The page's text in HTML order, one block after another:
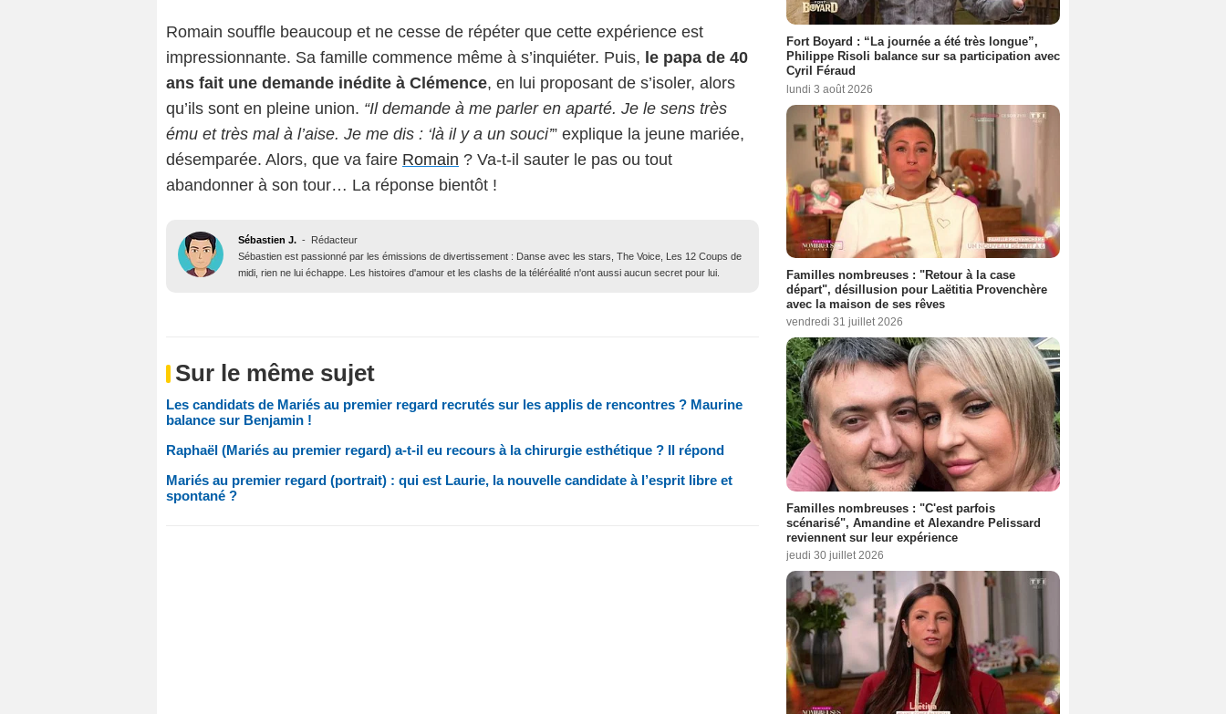
Romain souffle beaucoup et ne cesse de répéter que cette expérience est
impressionnante. Sa famille commence même à s’inquiéter. Puis, le papa de 40
ans fait une demande inédite à Clémence, en lui proposant de s’isoler, alors
qu’ils sont en pleine union. “Il demande à me parler en aparté. Je le sens très
ému et très mal à l’aise. Je me dis : ‘là il y a un souci’” explique la jeune mariée,
désemparée. Alors, que va faire Romain ? Va-t-il sauter le pas ou tout
abandonner à son tour… La réponse bientôt !
Sébastien J. - Rédacteur
Sébastien est passionné par les émissions de divertissement : Danse avec les stars, The Voice, Les 12 Coups de
midi, rien ne lui échappe. Les histoires d'amour et les clashs de la téléréalité n'ont aussi aucun secret pour lui.
Sur le même sujet
Les candidats de Mariés au premier regard recrutés sur les applis de rencontres ? Maurine
balance sur Benjamin !
Raphaël (Mariés au premier regard) a-t-il eu recours à la chirurgie esthétique ? Il répond
Mariés au premier regard (portrait) : qui est Laurie, la nouvelle candidate à l’esprit libre et
spontané ?
Fort Boyard : “La journée a été très longue”,
Philippe Risoli balance sur sa participation avec
Cyril Féraud
lundi 3 août 2026
Familles nombreuses : "Retour à la case
départ", désillusion pour Laëtitia Provenchère
avec la maison de ses rêves
vendredi 31 juillet 2026
Familles nombreuses : "C'est parfois
scénarisé", Amandine et Alexandre Pelissard
reviennent sur leur expérience
jeudi 30 juillet 2026